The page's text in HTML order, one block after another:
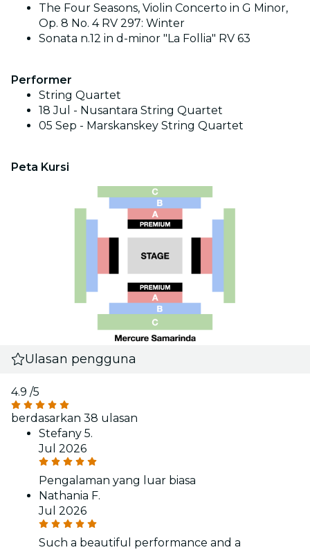
The Four Seasons, Violin Concerto in G Minor,
Op. 8 No. 4 RV 297: Winter
Sonata n.12 in d-minor "La Follia" RV 63
Performer
String Quartet
18 Jul - Nusantara String Quartet
05 Sep - Marskanskey String Quartet
Peta Kursi
Ulasan pengguna
4.9 /5
berdasarkan 38 ulasan
Stefany 5.
Jul 2026
Pengalaman yang luar biasa
Nathania F.
Jul 2026
Such a beautiful performance and a